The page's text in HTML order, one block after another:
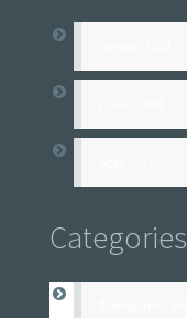
Categories